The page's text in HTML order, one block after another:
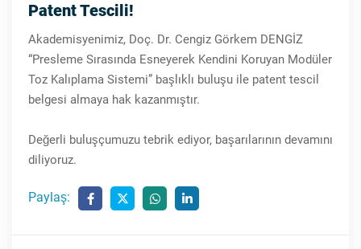
Patent Tescili!
Akademisyenimiz, Doç. Dr. Cengiz Görkem DENGİZ
“Presleme Sırasında Esneyerek Kendini Koruyan Modüler
Toz Kalıplama Sistemi” başlıklı buluşu ile patent tescil
belgesi almaya hak kazanmıştır.
Değerli buluşçumuzu tebrik ediyor, başarılarının devamını
diliyoruz.
Paylaş: